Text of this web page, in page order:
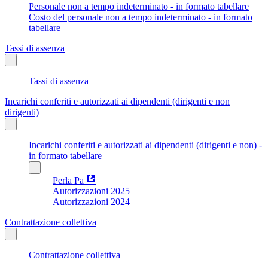
Personale non a tempo indeterminato - in formato tabellare
Costo del personale non a tempo indeterminato - in formato
tabellare
Tassi di assenza
Tassi di assenza
Incarichi conferiti e autorizzati ai dipendenti (dirigenti e non
dirigenti)
Incarichi conferiti e autorizzati ai dipendenti (dirigenti e non) -
in formato tabellare
Perla Pa
Autorizzazioni 2025
Autorizzazioni 2024
Contrattazione collettiva
Contrattazione collettiva